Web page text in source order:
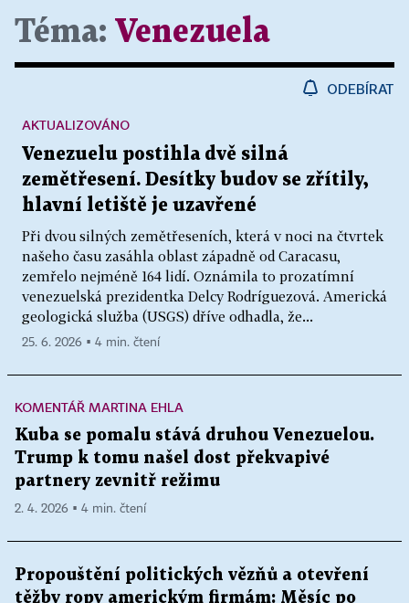
Téma: Venezuela
ODEBÍRAT
Venezuelu postihla dvě silná
zemětřesení. Desítky budov se zřítily,
hlavní letiště je uzavřené
Při dvou silných zemětřeseních, která v noci na čtvrtek
našeho času zasáhla oblast západně od Caracasu,
zemřelo nejméně 164 lidí. Oznámila to prozatímní
venezuelská prezidentka Delcy Rodríguezová. Americká
geologická služba (USGS) dříve odhadla, že...
AKTUALIZOVÁNO
25. 6. 2026 ▪ 4 min. čtení
KOMENTÁŘ MARTINA EHLA
Kuba se pomalu stává druhou Venezuelou.
Trump k tomu našel dost překvapivé
partnery zevnitř režimu
2. 4. 2026 ▪ 4 min. čtení
Propouštění politických vězňů a otevření
těžby ropy americkým firmám: Měsíc po